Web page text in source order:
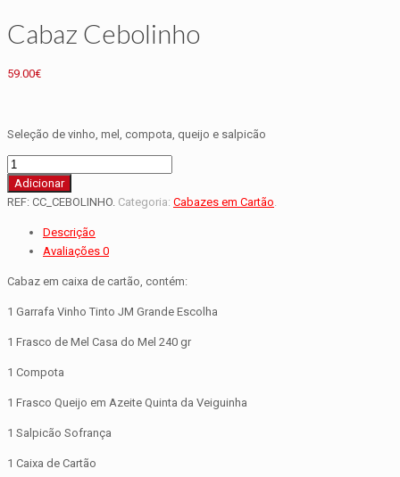
Cabaz Cebolinho
59.00€
Seleção de vinho, mel, compota, queijo e salpicão
Adicionar
REF: CC_CEBOLINHO Categoria: Cabazes em Cartão
Descrição
Avaliações 0
Cabaz em caixa de cartão, contém:
1 Garrafa Vinho Tinto JM Grande Escolha
1 Frasco de Mel Casa do Mel 240 gr
1 Compota
1 Frasco Queijo em Azeite Quinta da Veiguinha
1 Salpicão Sofrança
1 Caixa de Cartão